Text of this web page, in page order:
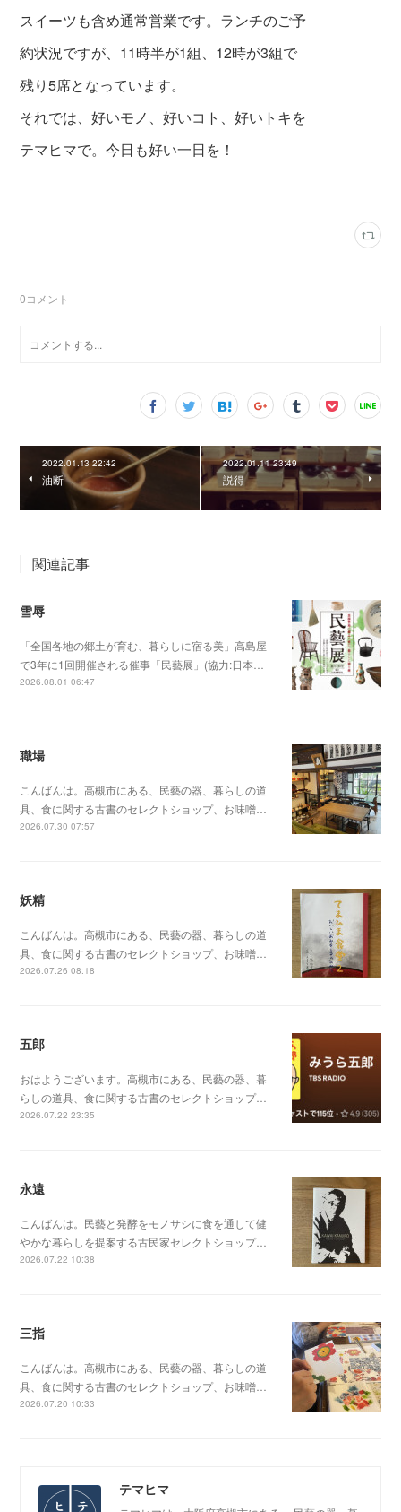
スイーツも含め通常営業です。ランチのご予
約状況ですが、11時半が1組、12時が3組で
残り5席となっています。
それでは、好いモノ、好いコト、好いトキを
テマヒマで。今日も好い一日を！
0コメント
2022.01.13 22:42
油断
2022.01.11 23:49
説得
関連記事
雪辱
「全国各地の郷土が育む、暮らしに宿る美」高島屋
で3年に1回開催される催事「民藝展」(協力:日本…
2026.08.01 06:47
職場
こんばんは。高槻市にある、民藝の器、暮らしの道
具、食に関する古書のセレクトショップ、お味噌…
2026.07.30 07:57
妖精
こんばんは。高槻市にある、民藝の器、暮らしの道
具、食に関する古書のセレクトショップ、お味噌…
2026.07.26 08:18
五郎
おはようございます。高槻市にある、民藝の器、暮
らしの道具、食に関する古書のセレクトショップ…
2026.07.22 23:35
永遠
こんばんは。民藝と発酵をモノサシに食を通して健
やかな暮らしを提案する古民家セレクトショップ…
2026.07.22 10:38
三指
こんばんは。高槻市にある、民藝の器、暮らしの道
具、食に関する古書のセレクトショップ、お味噌…
2026.07.20 10:33
テマヒマ